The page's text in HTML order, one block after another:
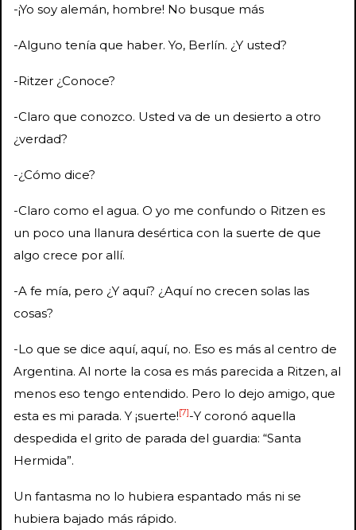
-¡Yo soy alemán, hombre! No busque más
-Alguno tenía que haber. Yo, Berlín. ¿Y usted?
-Ritzer ¿Conoce?
-Claro que conozco. Usted va de un desierto a otro
¿verdad?
-¿Cómo dice?
-Claro como el agua. O yo me confundo o Ritzen es
un poco una llanura desértica con la suerte de que
algo crece por allí.
-A fe mía, pero ¿Y aquí? ¿Aquí no crecen solas las
cosas?
-Lo que se dice aquí, aquí, no. Eso es más al centro de
Argentina. Al norte la cosa es más parecida a Ritzen, al
menos eso tengo entendido. Pero lo dejo amigo, que
esta es mi parada. Y ¡suerte![7]-Y coronó aquella
despedida el grito de parada del guardia: “Santa
Hermida”.
Un fantasma no lo hubiera espantado más ni se
hubiera bajado más rápido.